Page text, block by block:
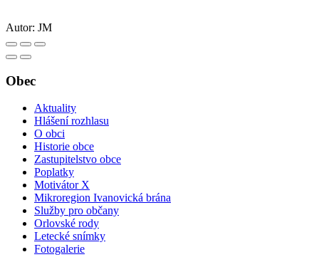
Autor: JM
Obec
Aktuality
Hlášení rozhlasu
O obci
Historie obce
Zastupitelstvo obce
Poplatky
Motivátor X
Mikroregion Ivanovická brána
Služby pro občany
Orlovské rody
Letecké snímky
Fotogalerie